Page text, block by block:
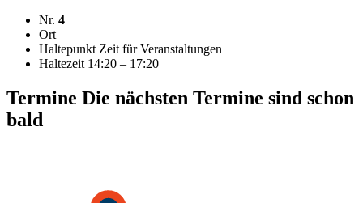
Nr. 4
Ort
Haltepunkt Zeit für Veranstaltungen
Haltezeit 14:20 – 17:20
Termine Die nächsten Termine sind schon
bald